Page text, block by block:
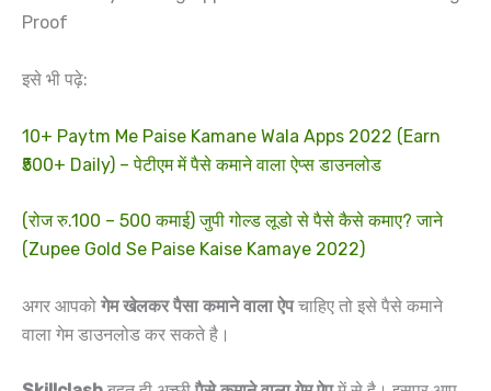
Proof
इसे भी पढ़े:
10+ Paytm Me Paise Kamane Wala Apps 2022 (Earn
₹500+ Daily) – पेटीएम में पैसे कमाने वाला ऐप्स डाउनलोड
(रोज रु.100 – 500 कमाई) जुपी गोल्ड लूडो से पैसे कैसे कमाए? जाने
(Zupee Gold Se Paise Kaise Kamaye 2022)
अगर आपको गेम खेलकर पैसा कमाने वाला ऐपचाहिए तो इसे पैसे कमाने
वाला गेम डाउनलोड कर सकते है।